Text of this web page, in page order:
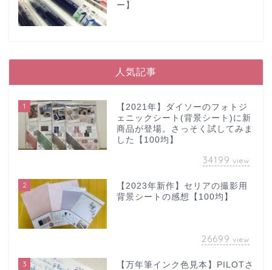
ー】
人気記事
1
【2021年】ダイソーのフォトジ
ェニックシート(背景シート)に新
商品が登場。さっそく試してみま
した【100均】
34199 view
2
【2023年新作】セリアの撮影用
背景シートの感想【100均】
26699 view
3
【万年筆インク色見本】PILOTさ